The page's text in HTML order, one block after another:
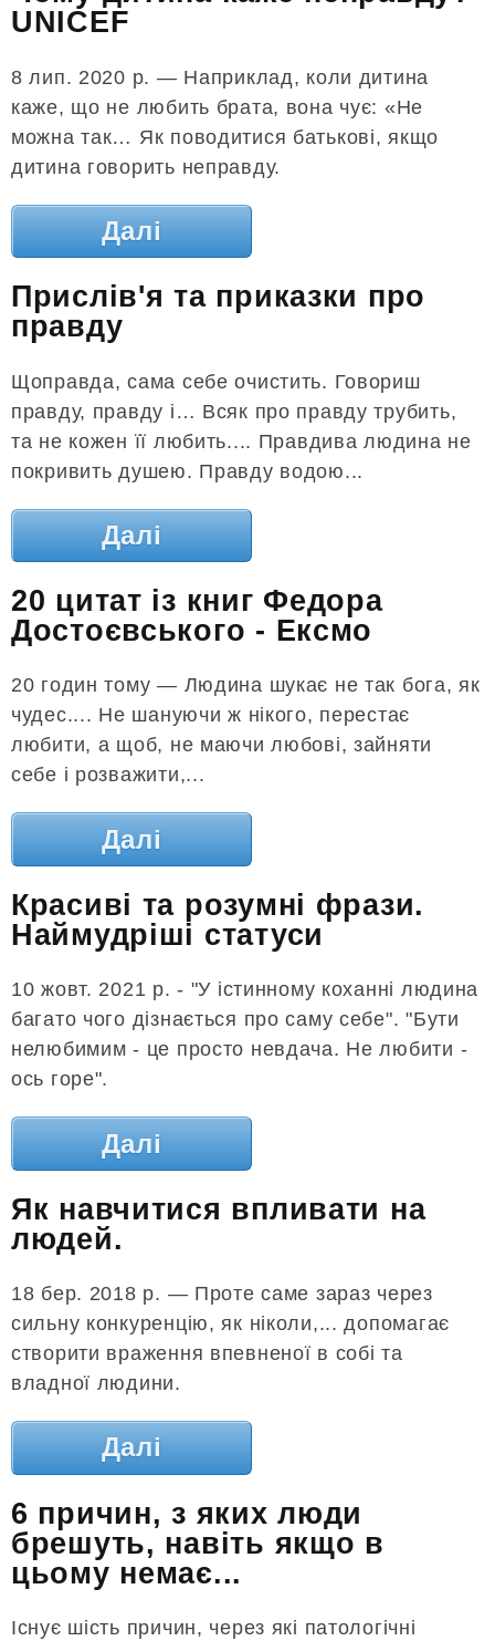
UNICEF
8 лип. 2020 р. — Наприклад, коли дитина
каже, що не любить брата, вона чує: «Не
можна так… Як поводитися батькові, якщо
дитина говорить неправду.
Далі
Прислів'я та приказки про
правду
Щоправда, сама себе очистить. Говориш
правду, правду і… Всяк про правду трубить,
та не кожен її любить.... Правдива людина не
покривить душею. Правду водою...
Далі
20 цитат із книг Федора
Достоєвського - Ексмо
20 годин тому — Людина шукає не так бога, як
чудес.... Не шануючи ж нікого, перестає
любити, а щоб, не маючи любові, зайняти
себе і розважити,...
Далі
Красиві та розумні фрази.
Наймудріші статуси
10 жовт. 2021 р. - "У істинному коханні людина
багато чого дізнається про саму себе". "Бути
нелюбимим - це просто невдача. Не любити -
ось горе".
Далі
Як навчитися впливати на
людей.
18 бер. 2018 р. — Проте саме зараз через
сильну конкуренцію, як ніколи,... допомагає
створити враження впевненої в собі та
владної людини.
Далі
6 причин, з яких люди
брешуть, навіть якщо в
цьому немає...
Існує шість причин, через які патологічні